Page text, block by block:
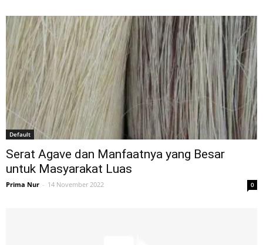
Default
Serat Agave dan Manfaatnya yang Besar
untuk Masyarakat Luas
Prima Nur - 14 November 2022 0